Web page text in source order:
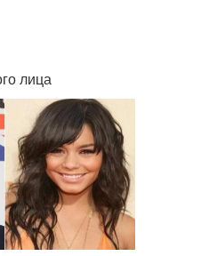
лица